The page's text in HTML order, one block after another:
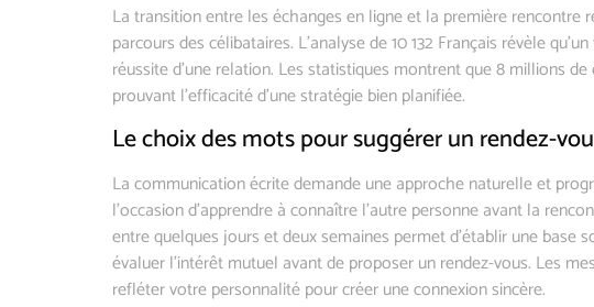
La transition entre les échanges en ligne et la première rencontre
parcours des célibataires. L’analyse de 10 132 Français révèle
réussite d’une relation. Les statistiques montrent que 8 millions
prouvant l’efficacité d’une stratégie bien planifiée.
Le choix des mots pour suggérer un rendez-
La communication écrite demande une approche naturelle et
l’occasion d’apprendre à connaître l’autre personne avant la
entre quelques jours et deux semaines permet d’établir une base
évaluer l’intérêt mutuel avant de proposer un rendez-vous. Les
refléter votre personnalité pour créer une connexion sincère.